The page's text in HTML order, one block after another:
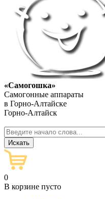
«Самогошка»
Самогонные аппараты
в Горно-Алтайске
Горно-Алтайск
0
В корзине пусто